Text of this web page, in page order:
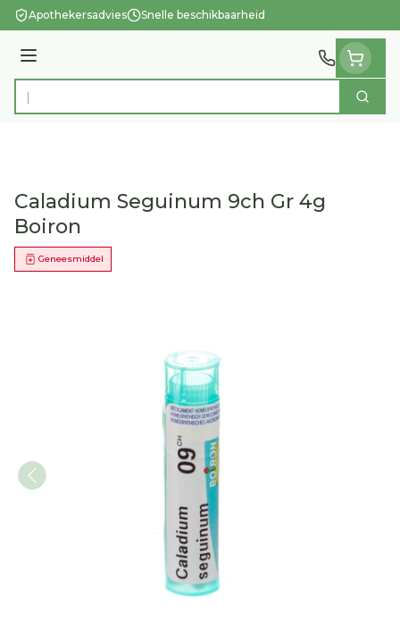
Ga naar de inhoud
Apothekersadvies Snelle beschikbaarheid
Menu
Product, merk, categorie... Zoek
Caladium Seguinum 9ch Gr 4g
Boiron
Geneesmiddel